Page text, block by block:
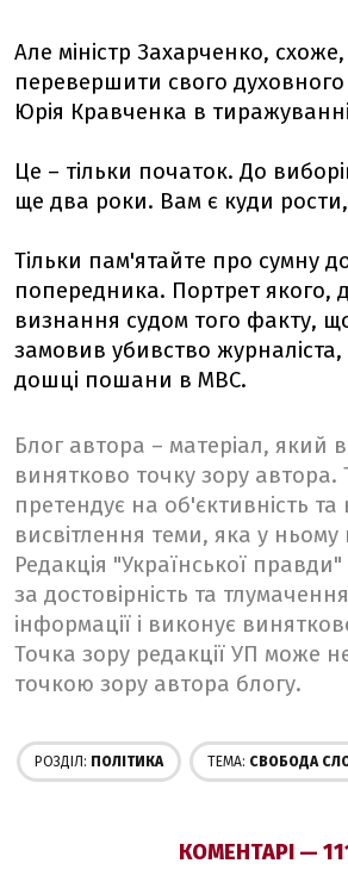
Але міністр Захарченко,
перевершити свого
Юрія Кравченка в
Це – тільки початок. До
ще два роки. Вам є куди рости,
Тільки пам'ятайте про сумну
попередника. Портрет якого,
визнання судом того факту,
замовив убивство журналіста,
дошці пошани в МВС.
Блог автора – матеріал, який
винятково точку зору автора.
претендує на об'єктивність та
висвітлення теми, яка у ньому
Редакція "Української правди"
за достовірність та
інформації і виконує
Точка зору редакції УП може
точкою зору автора блогу.
РОЗДІЛ: ПОЛІТИКА ТЕМА: СВОБОДА
КОМЕНТАРІ —